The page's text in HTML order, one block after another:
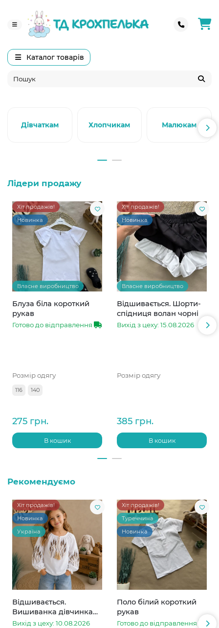
Каталог товарів
Дівчаткам Хлопчикам Малюкам
Лідери продажу
Хіт продажів!
Новинка
Власне виробництво
Блуза біла короткий
рукав
Готово до відправлення
Розмір одягу
116 140
275 грн.
В кошик
Хіт продажів!
Новинка
Власне виробництво
Відшивається. Шорти-
спідниця волан чорні
Вихід з цеху: 15.08.2026
Розмір одягу
385 грн.
В кошик
Рекомендуємо
Хіт продажів!
Новинка
Україна
Відшивається.
Вишиванка дівчинка
колоски
Вихід з цеху: 10.08.2026
Хіт продажів!
Туреччина
Новинка
Поло білий короткий
рукав
Готово до відправлення